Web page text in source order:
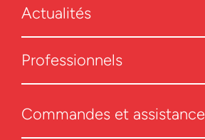
Actualités
Professionnels
Commandes et assistance